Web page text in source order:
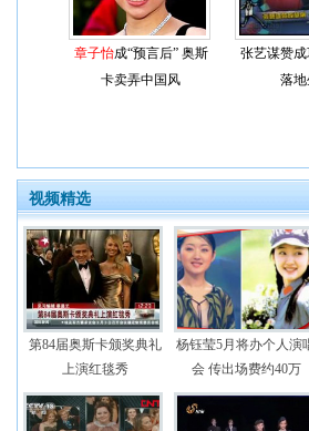
章子怡成“预言后” 奥斯
卡卖弄中国风
张艺谋赞成
落地
视频精选
第84届奥斯卡颁奖典礼
上演红毯秀
杨钰莹5月将办个人演
会 传出场费约40万